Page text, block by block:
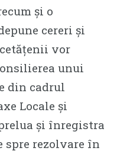
și o
cereri și
vor
unui
din cadrul
Locale și
și înregistra
spre rezolvare în